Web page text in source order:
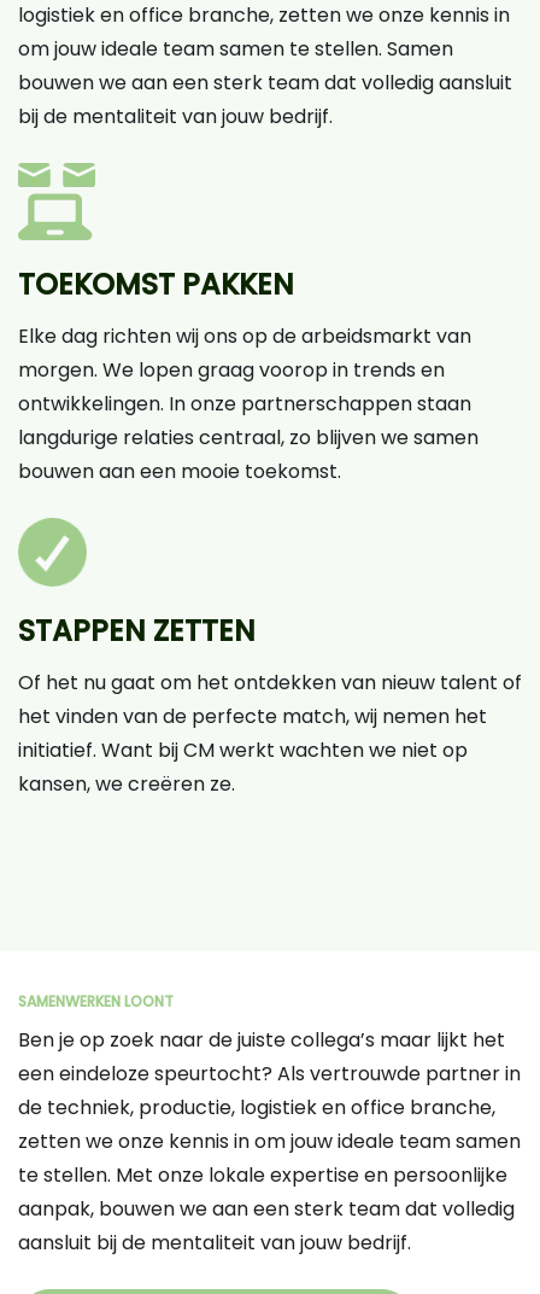
logistiek en office branche, zetten we onze kennis in
om jouw ideale team samen te stellen. Samen
bouwen we aan een sterk team dat volledig aansluit
bij de mentaliteit van jouw bedrijf.
TOEKOMST PAKKEN
Elke dag richten wij ons op de arbeidsmarkt van
morgen. We lopen graag voorop in trends en
ontwikkelingen. In onze partnerschappen staan
langdurige relaties centraal, zo blijven we samen
bouwen aan een mooie toekomst.
STAPPEN ZETTEN
Of het nu gaat om het ontdekken van nieuw talent of
het vinden van de perfecte match, wij nemen het
initiatief. Want bij CM werkt wachten we niet op
kansen, we creëren ze.
SAMENWERKEN LOONT
Ben je op zoek naar de juiste collega’s maar lijkt het
een eindeloze speurtocht? Als vertrouwde partner in
de techniek, productie, logistiek en office branche,
zetten we onze kennis in om jouw ideale team samen
te stellen. Met onze lokale expertise en persoonlijke
aanpak, bouwen we aan een sterk team dat volledig
aansluit bij de mentaliteit van jouw bedrijf.